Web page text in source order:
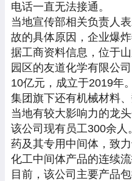
电话一直无法接通。
当地宣传部相关负责人
故的具体原因，企业爆
据工商资料信息，位于
园区的友道化学有限公
10亿元，成立于2019年
集团旗下还有机械材料
当地有较大影响力的龙头
该公司现有员工300余
药及其专用中间体，致
化工中间体产品的连续
目前，该公司主要产品